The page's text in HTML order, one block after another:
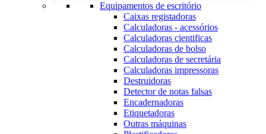
Equipamentos de escritório
Caixas registadoras
Calculadoras - acessórios
Calculadoras cientificas
Calculadoras de bolso
Calculadoras de secretária
Calculadoras impressoras
Destruidoras
Detector de notas falsas
Encadernadoras
Etiquetadoras
Outras máquinas